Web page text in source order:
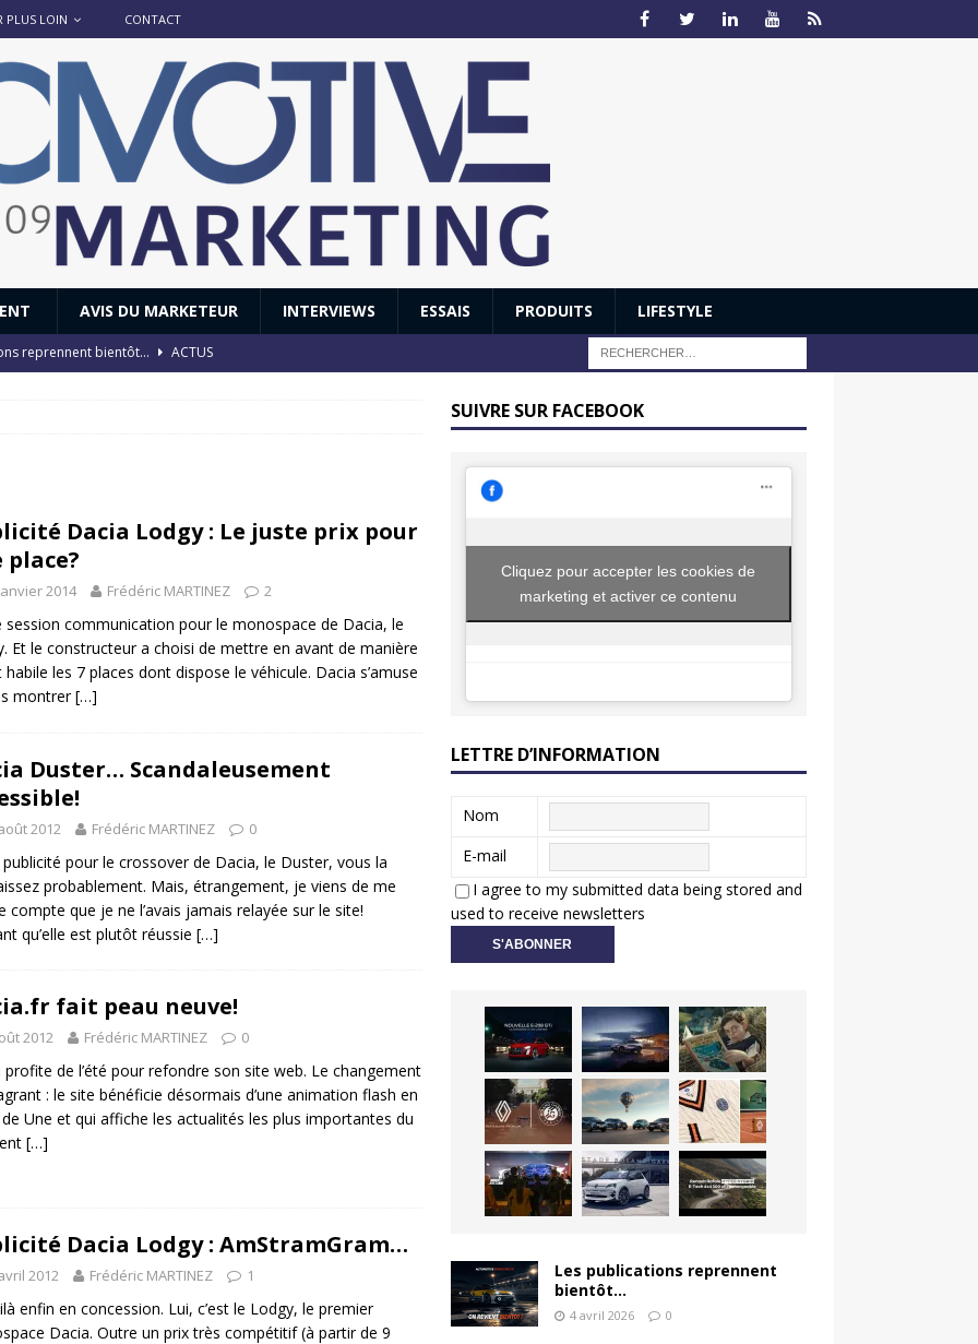
PLUS LOIN CONTACT
AVIS DU MARKETEUR INTERVIEWS ESSAIS PRODUITS LIFESTYLE
reprennent bientôt…
ACTUS
: Honda dévoile un spot publicitaire… confiné! ACTUS
Dacia Lodgy : Le juste prix pour
place?
2014 Frédéric MARTINEZ 2
session communication pour le monospace de Dacia, le
Et le constructeur a choisi de mettre en avant de manière
les 7 places dont dispose le véhicule. Dacia s’amuse
montrer[…]
Duster… Scandaleusement
2012 Frédéric MARTINEZ 0
pour le crossover de Dacia, le Duster, vous la
probablement. Mais, étrangement, je viens de me
compte que je ne l’avais jamais relayée sur le site!
qu’elle est plutôt réussie […]
fait peau neuve!
2012 Frédéric MARTINEZ 0
profite de l’été pour refondre son site web. Le changement
: le site bénéficie désormais d’une animation flash en
Une et qui affiche les actualités les plus importantes du
[…]
Dacia Lodgy : AmStramGram…
2012 Frédéric MARTINEZ 1
enfin en concession. Lui, c’est le Lodgy, le premier
Dacia. Outre un prix très compétitif (à partir de 9
SUIVRE SUR FACEBOOK
Cliquez pour accepter les cookies de
marketing et activer ce contenu
LETTRE D’INFORMATION
Nom
E-mail
I agree to my submitted data being stored and
used to receive newsletters
Les publications reprennent
bientôt…
4 avril 2026 0